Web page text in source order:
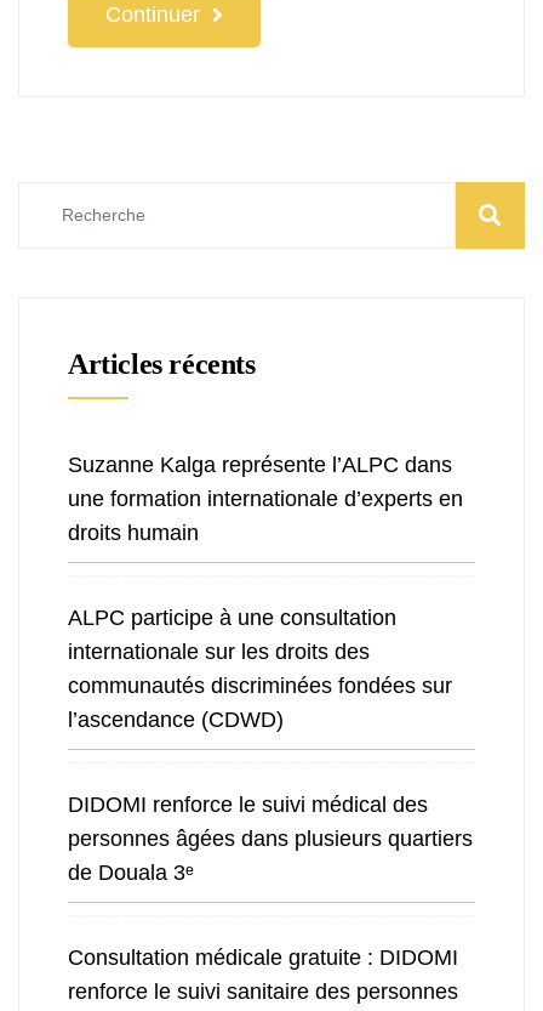
Continuer
Articles récents
Suzanne Kalga représente l’ALPC dans
une formation internationale d’experts en
droits humain
ALPC participe à une consultation
internationale sur les droits des
communautés discriminées fondées sur
l’ascendance (CDWD)
DIDOMI renforce le suivi médical des
personnes âgées dans plusieurs quartiers
de Douala 3ᵉ
Consultation médicale gratuite : DIDOMI
renforce le suivi sanitaire des personnes